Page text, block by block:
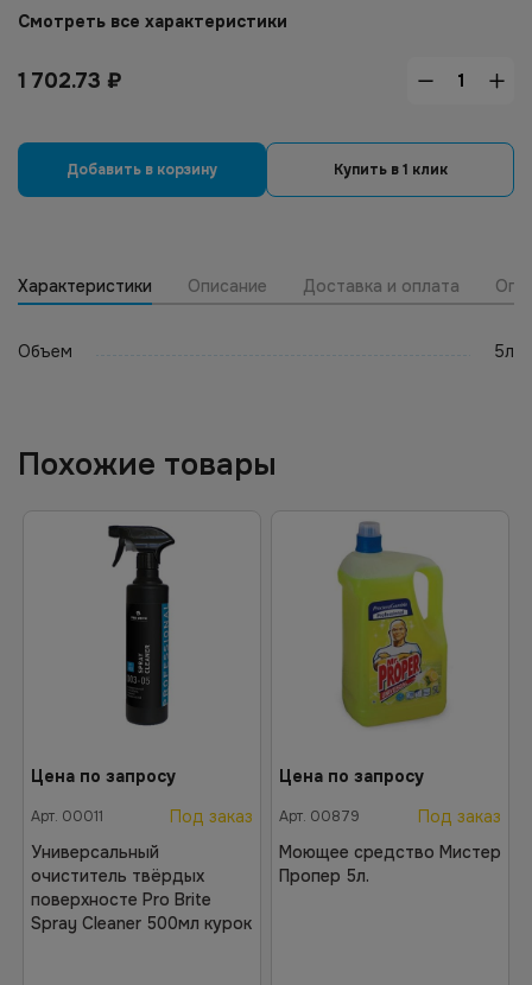
Смотреть все характеристики
1 702.73 ₽
Добавить в корзину Купить в 1 клик
Характеристики Описание Доставка и оплата
Объем 5л
Похожие товары
Цена по запросу
Арт. 00011
Под заказ
Универсальный
очиститель твёрдых
поверхносте Pro Brite
Spray Cleaner 500мл курок
Цена по запросу
Арт. 00879
Под заказ
Моющее средство Мистер
Пропер 5л.